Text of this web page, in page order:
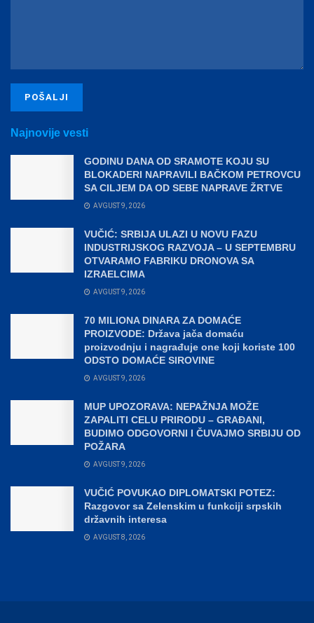
Najnovije vesti
GODINU DANA OD SRAMOTE KOJU SU
BLOKADERI NAPRAVILI BAČKOM PETROVCU
SA CILJEM DA OD SEBE NAPRAVE ŽRTVE
AVGUST 9, 2026
VUČIĆ: SRBIJA ULAZI U NOVU FAZU
INDUSTRIJSKOG RAZVOJA – U SEPTEMBRU
OTVARAMO FABRIKU DRONOVA SA
IZRAELCIMA
AVGUST 9, 2026
70 MILIONA DINARA ZA DOMAĆE
PROIZVODE: Država jača domaću
proizvodnju i nagrađuje one koji koriste 100
ODSTO DOMAĆE SIROVINE
AVGUST 9, 2026
MUP UPOZORAVA: NEPAŽNJA MOŽE
ZAPALITI CELU PRIRODU – GRAĐANI,
BUDIMO ODGOVORNI I ČUVAJMO SRBIJU OD
POŽARA
AVGUST 9, 2026
VUČIĆ POVUKAO DIPLOMATSKI POTEZ:
Razgovor sa Zelenskim u funkciji srpskih
državnih interesa
AVGUST 8, 2026